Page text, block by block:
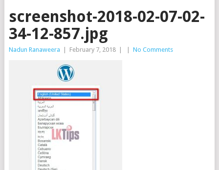
screenshot-2018-02-07-02-
34-12-857.jpg
Nadun Ranaweera February 7, 2018 No Comments